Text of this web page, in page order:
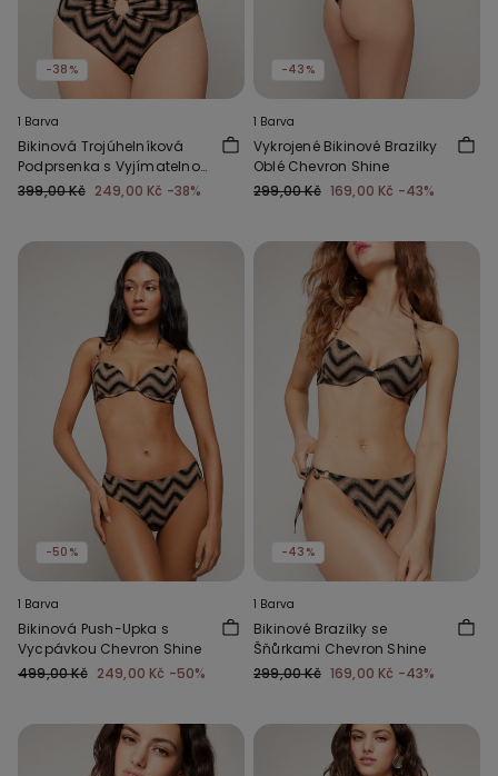
-38%
1 Barva
Bikinová Trojúhelníková
Podprsenka s Vyjímatelnou
Vycpávkou Chevron Shine
399,00 Kč 249,00 Kč -38%
-43%
1 Barva
Vykrojené Bikinové Brazilky
Oblé Chevron Shine
299,00 Kč 169,00 Kč -43%
-50%
1 Barva
Bikinová Push-Upka s
Vycpávkou Chevron Shine
499,00 Kč 249,00 Kč -50%
-43%
1 Barva
Bikinové Brazilky se
Šňůrkami Chevron Shine
299,00 Kč 169,00 Kč -43%